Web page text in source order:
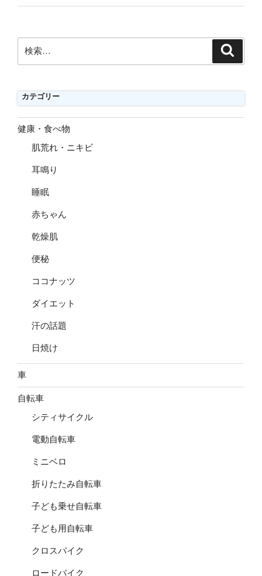
索:
カテゴリー
健康・食べ物
肌荒れ・ニキビ
耳鳴り
睡眠
赤ちゃん
乾燥肌
便秘
ココナッツ
ダイエット
汗の話題
日焼け
車
自転車
シティサイクル
電動自転車
ミニベロ
折りたたみ自転車
子ども乗せ自転車
子ども用自転車
クロスバイク
ロードバイク